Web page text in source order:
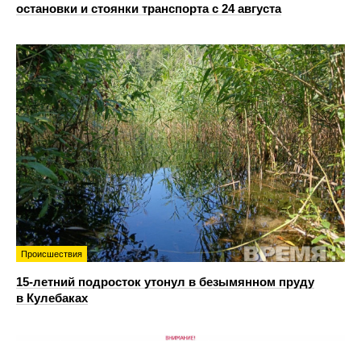
остановки и стоянки транспорта с 24 августа
Происшествия
15-летний подросток утонул в безымянном пруду
в Кулебаках